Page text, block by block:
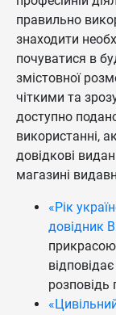
правильно
знаходити
почуватися в
змістовної
чіткими та
доступно
використанні,
довідкові
магазині
«Рік
довідник
прикрасою
розповідь